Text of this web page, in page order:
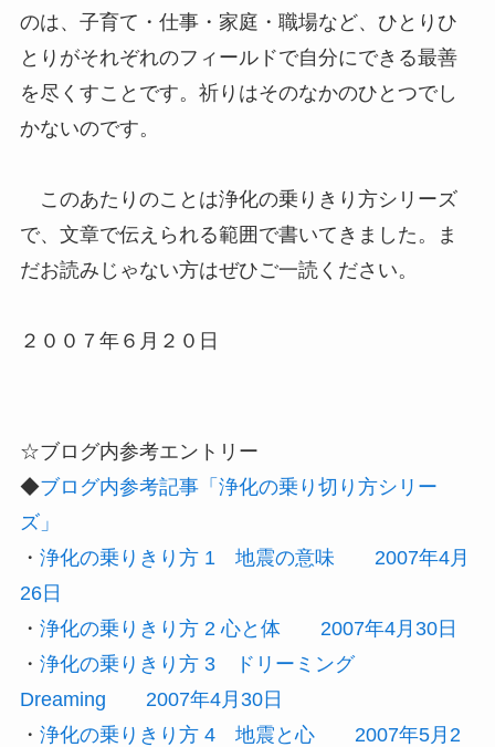
のは、子育て・仕事・家庭・職場など、ひとりひ
とりがそれぞれのフィールドで自分にできる最善
を尽くすことです。祈りはそのなかのひとつでし
かないのです。
このあたりのことは浄化の乗りきり方シリーズ
で、文章で伝えられる範囲で書いてきました。ま
だお読みじゃない方はぜひご一読ください。
２００７年６月２０日
☆ブログ内参考エントリー
◆ブログ内参考記事「浄化の乗り切り方シリー
ズ」
・ 浄化の乗りきり方 1 地震の意味 2007年4月
26日
・ 浄化の乗りきり方 2 心と体 2007年4月30日
・ 浄化の乗りきり方 3 ドリーミング
Dreaming 2007年4月30日
・ 浄化の乗りきり方 4 地震と心 2007年5月2